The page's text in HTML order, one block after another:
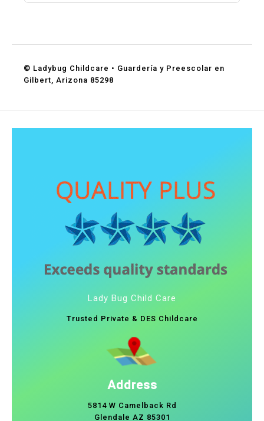
© Ladybug Childcare • Guardería y Preescolar en
Gilbert, Arizona 85298
Lady Bug Child Care
Trusted Private & DES Childcare
Address
5814 W Camelback Rd
Glendale AZ 85301